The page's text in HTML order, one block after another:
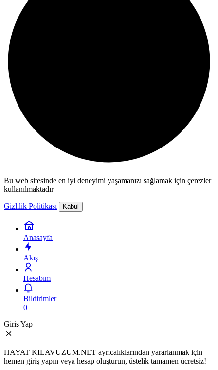
Bu web sitesinde en iyi deneyimi yaşamanızı sağlamak için çerezler
kullanılmaktadır.
Gizlilik Politikası Kabul
Anasayfa
Akış
Hesabım
Bildirimler
0
Giriş Yap
HAYAT KILAVUZUM.NET ayrıcalıklarından yararlanmak için
hemen giriş yapın veya hesap oluşturun, üstelik tamamen ücretsiz!